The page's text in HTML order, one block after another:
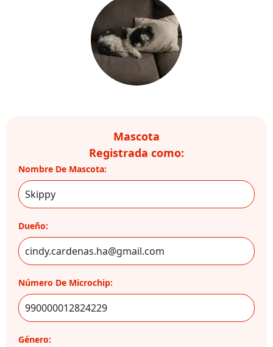
Mascota
Registrada como:
Nombre De Mascota:
Dueño:
Número De Microchip:
Género: